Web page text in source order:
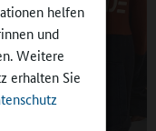
helfen
und
Weitere
erhalten Sie